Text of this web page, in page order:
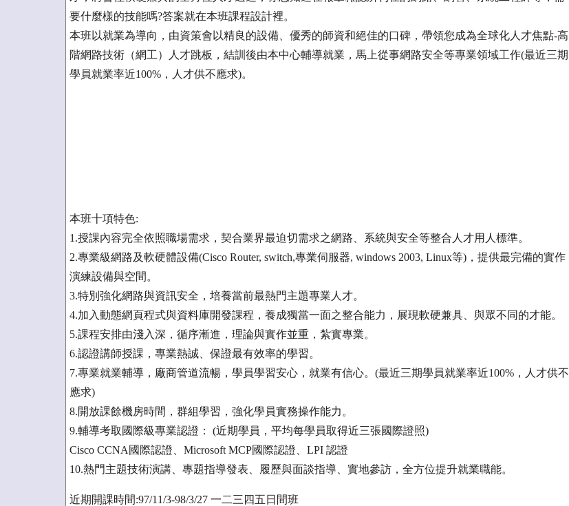
要什麼樣的技能嗎?答案就在本班課程設計裡。
本班以就業為導向，由資策會以精良的設備、優秀的師資和絕佳的口碑，帶領您成為全球化人才焦點-高
階網路技術（網工）人才跳板，結訓後由本中心輔導就業，馬上從事網路安全等專業領域工作(最近三期
學員就業率近100%，人才供不應求)。
本班十項特色:
1.授課內容完全依照職場需求，契合業界最迫切需求之網路、系統與安全等整合人才用人標準。
2.專業級網路及軟硬體設備(Cisco Router, switch,專業伺服器, windows 2003, Linux等)，提供最完備的實作
演練設備與空間。
3.特別強化網路與資訊安全，培養當前最熱門主題專業人才。
4.加入動態網頁程式與資料庫開發課程，養成獨當一面之整合能力，展現軟硬兼具、與眾不同的才能。
5.課程安排由淺入深，循序漸進，理論與實作並重，紮實專業。
6.認證講師授課，專業熱誠、保證最有效率的學習。
7.專業就業輔導，廠商管道流暢，學員學習安心，就業有信心。(最近三期學員就業率近100%，人才供不
應求)
8.開放課餘機房時間，群組學習，強化學員實務操作能力。
9.輔導考取國際級專業認證： (近期學員，平均每學員取得近三張國際證照)
Cisco CCNA國際認證、Microsoft MCP國際認證、LPI 認證
10.熱門主題技術演講、專題指導發表、履歷與面談指導、實地參訪，全方位提升就業職能。
近期開課時間:97/11/3-98/3/27 一二三四五日間班